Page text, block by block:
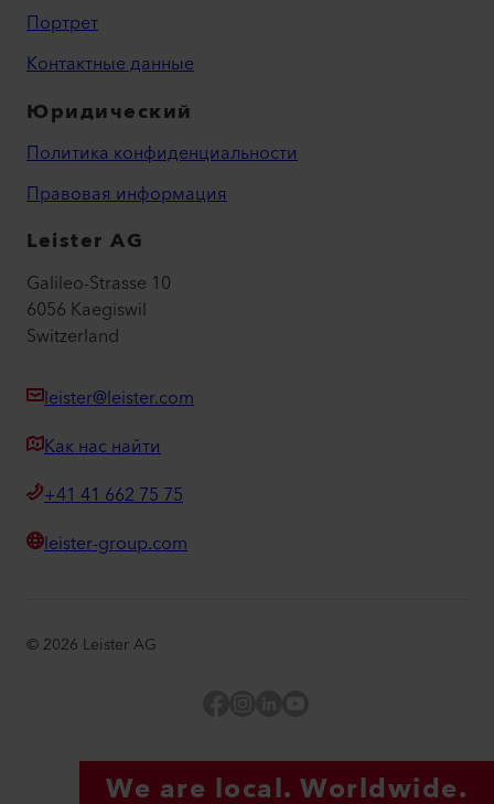
Портрет
Контактные данные
Юридический
Политика конфиденциальности
Правовая информация
Leister AG
Galileo-Strasse 10
6056 Kaegiswil
Switzerland
leister@leister.com
Как нас найти
+41 41 662 75 75
leister-group.com
© 2026 Leister AG
We are local. Worldwide.